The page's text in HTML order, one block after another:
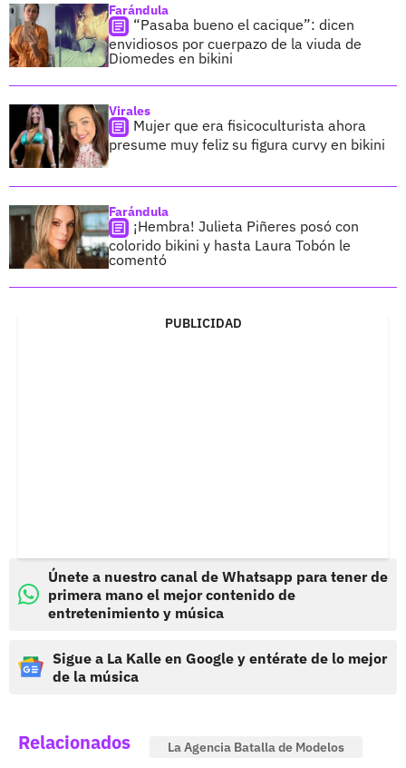
Farándula
“Pasaba bueno el cacique”: dicen
envidiosos por cuerpazo de la viuda de
Diomedes en bikini
Virales
Mujer que era fisicoculturista ahora
presume muy feliz su figura curvy en bikini
Farándula
¡Hembra! Julieta Piñeres posó con
colorido bikini y hasta Laura Tobón le
comentó
PUBLICIDAD
Únete a nuestro canal de Whatsapp para tener de
primera mano el mejor contenido de
entretenimiento y música
Sigue a La Kalle en Google y entérate de lo mejor
de la música
Relacionados La Agencia Batalla de Modelos